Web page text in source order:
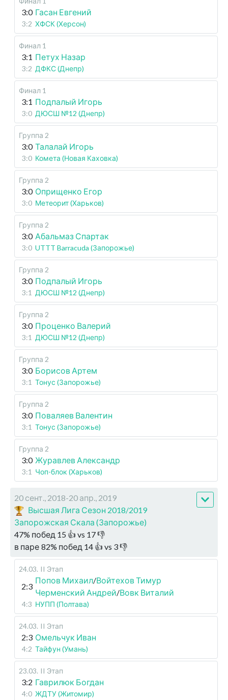
3:0 Гасан Евгений
3:2 ХФСК (Херсон)
Финал 1
3:1 Петух Назар
3:2 ДФКС (Днепр)
Финал 1
3:1 Подпалый Игорь
3:0 ДЮСШ №12 (Днепр)
Группа 2
3:0 Талалай Игорь
3:0 Комета (Новая Каховка)
Группа 2
3:0 Оприщенко Егор
3:0 Метеорит (Харьков)
Группа 2
3:0 Абальмаз Спартак
3:0 UTTT Barracuda (Запорожье)
Группа 2
3:0 Подпалый Игорь
3:1 ДЮСШ №12 (Днепр)
Группа 2
3:0 Проценко Валерий
3:1 ДЮСШ №12 (Днепр)
Группа 2
3:0 Борисов Артем
3:1 Тонус (Запорожье)
Группа 2
3:0 Поваляев Валентин
3:1 Тонус (Запорожье)
Группа 2
3:0 Журавлев Александр
3:1 Чоп-блок (Харьков)
20 сент., 2018-20 апр., 2019
Высшая Лига Сезон 2018/2019
Запорожская Скала (Запорожье)
47% побед 15 👍 vs 17👎
в паре 82% побед 14 👍 vs 3👎
24.03. II Этап
2:3
Попов Михаил/Войтехов Тимур
Черменский Андрей/Вовк Виталий
4:3 НУПП (Полтава)
24.03. II Этап
2:3 Омельчук Иван
4:2 Тайфун (Умань)
23.03. II Этап
3:2 Гаврилюк Богдан
4:0 ЖДТУ (Житомир)